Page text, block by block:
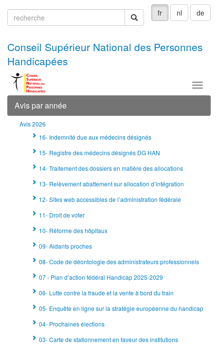
fr nl de
recherche
Conseil Supérieur National des Personnes
Handicapées
Menu
Avis par année
Avis 2026
16- Indemnité due aux médecins désignés
15- Registre des médecins désignés DG HAN
14- Traitement des dossiers en matière des allocations
13- Relèvement abattement sur allocation d’intégration
12- Sites web accessibles de l’administration fédérale
11- Droit de voter
10- Réforme des hôpitaux
09- Aidants proches
08- Code de déontologie des administrateurs professionnels
07 - Plan d’action fédéral Handicap 2025-2029
06- Lutte contre la fraude et la vente à bord du train
05- Enquête en ligne sur la stratégie européenne du handicap
04- Prochaines élections
03- Carte de stationnement en faveur des institutions